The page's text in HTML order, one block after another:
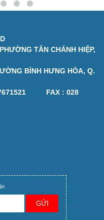
TÂN CHÁNH HIỆP,
BÌNH HƯNG HÒA, Q.
FAX :028